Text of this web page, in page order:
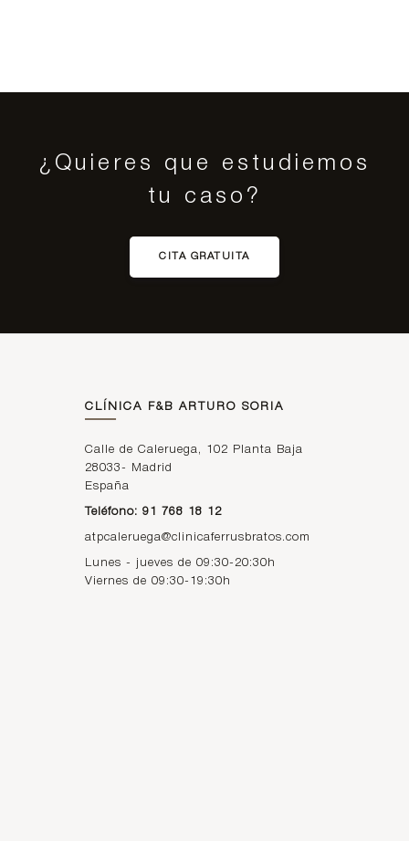
¿Quieres que estudiemos
tu caso?
CITA GRATUITA
CLÍNICA F&B ARTURO SORIA
Calle de Caleruega, 102 Planta Baja
28033-
Madrid
España
Teléfono: 91 768 18 12
atpcaleruega@clinicaferrusbratos.com
Lunes - jueves de 09:30-20:30h
Viernes de 09:30-19:30h